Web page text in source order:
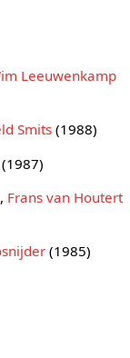
Leeuwenkamp
Smits(1988)
Frans van Houtert
(1985)